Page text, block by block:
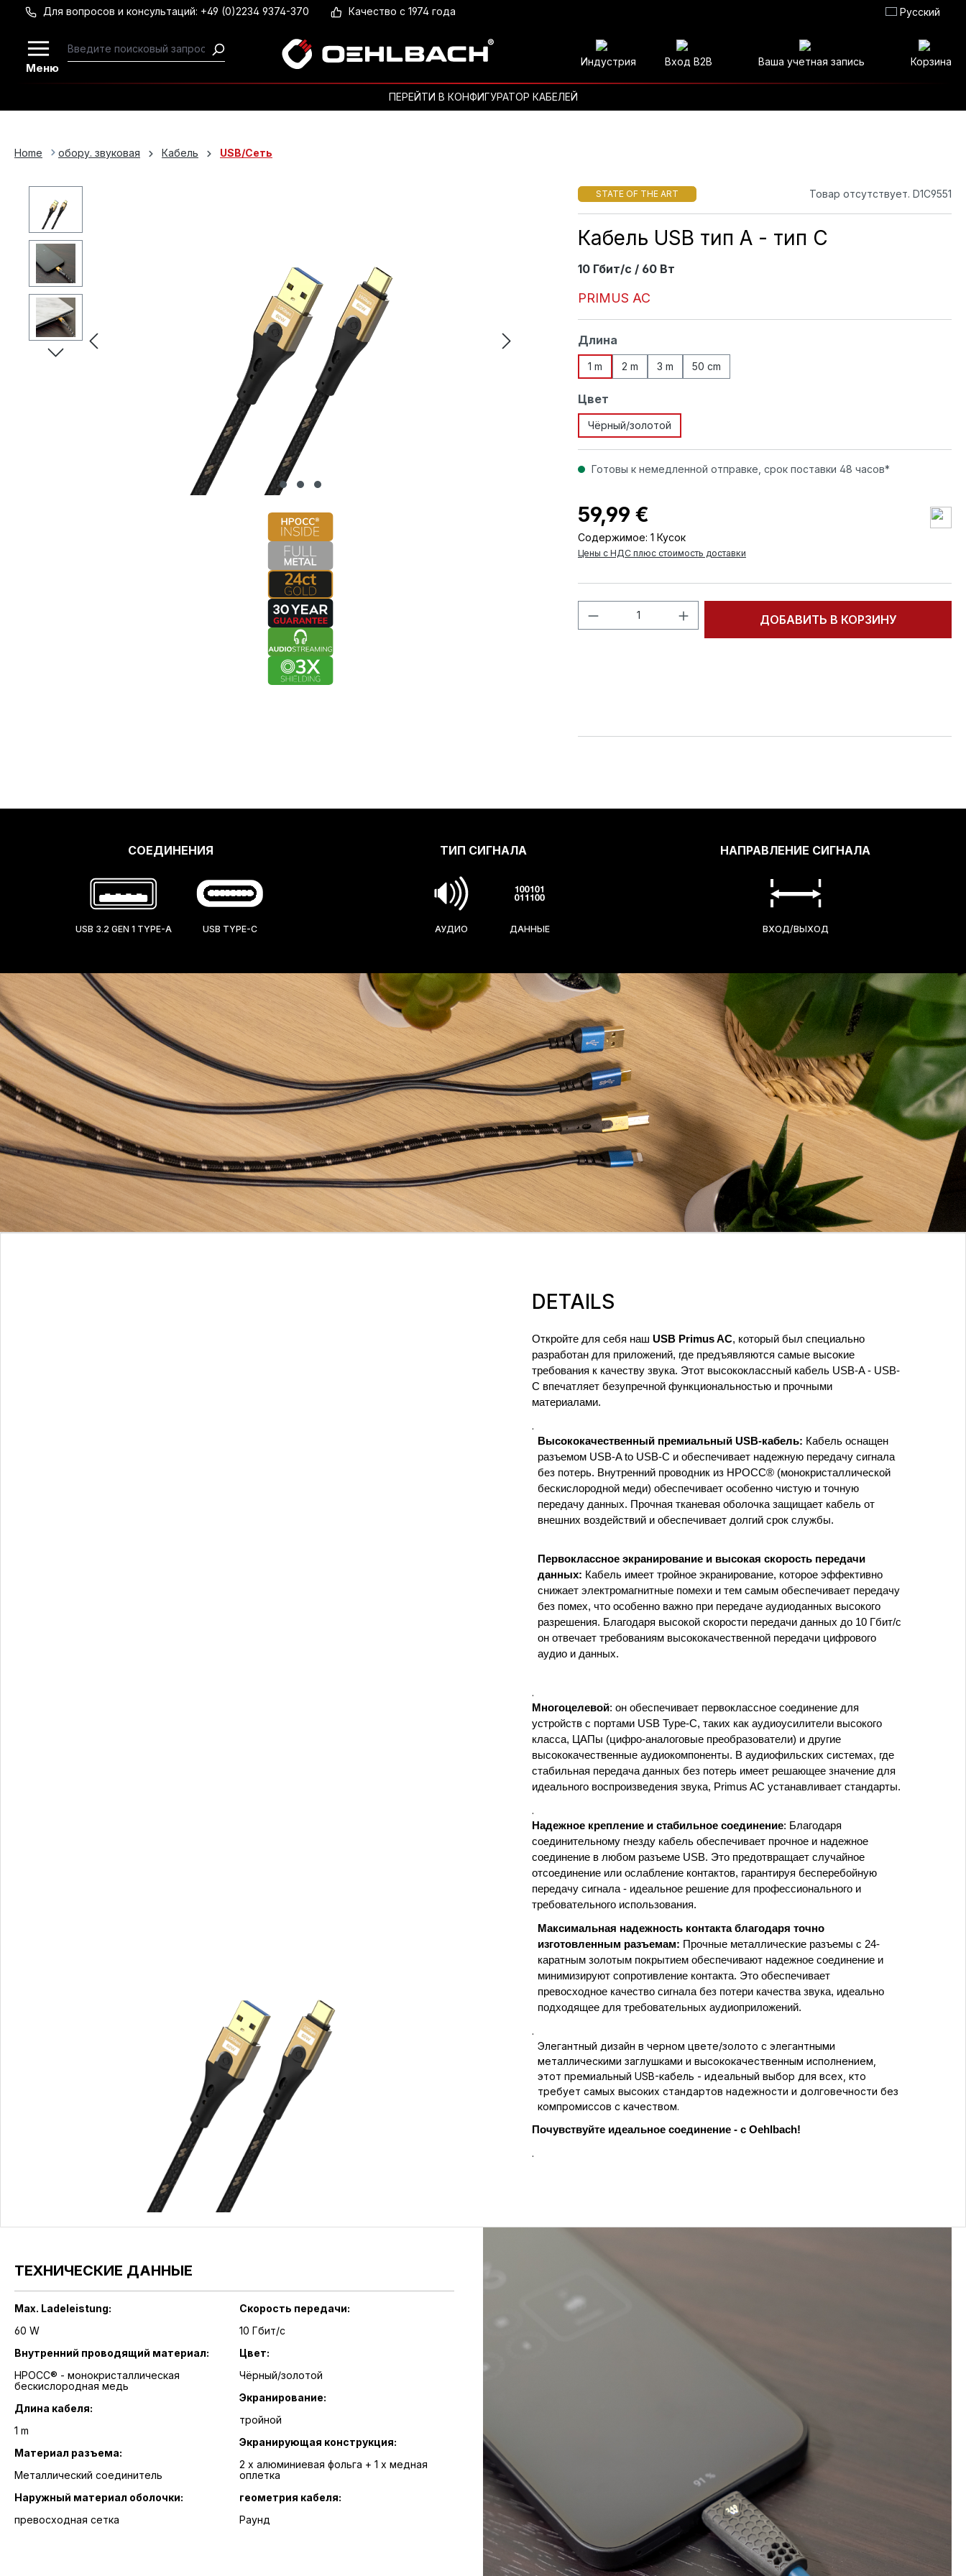
Перейти к основному содержанию
Для вопросов и консультаций: +49 (0)2234 9374-370 Качество с 1974 года Русский
Меню Индустрия Вход B2B Ваша учетная запись Корзина
ПЕРЕЙТИ В КОНФИГУРАТОР КАБЕЛЕЙ
Home обору. звуковая Кабель USB/Сеть
STATE OF THE ART Товар отсутствует. D1C9551
Кабель USB тип A - тип C
10 Гбит/с / 60 Вт
PRIMUS AC
Выберите
Длина
1 m 2 m 3 m 50 cm
Выберите
Цвет
Чёрный/золотой
Готовы к немедленной отправке, срок поставки 48 часов*
59,99 €
Содержимое: 1 Кусок
Цены с НДС плюс стоимость доставки
Количество продукта: введите желаемое
ДОБАВИТЬ В КОРЗИНУ
СОЕДИНЕНИЯ
USB 3.2 GEN 1 TYPE-A USB TYPE-C
ТИП СИГНАЛА
АУДИО ДАННЫЕ
НАПРАВЛЕНИЕ СИГНАЛА
ВХОД/ВЫХОД
DETAILS
Откройте для себя наш USB Primus AC, который был специально
разработан для приложений, где предъявляются самые высокие
требования к качеству звука. Этот высококлассный кабель USB-A - USB-
C впечатляет безупречной функциональностью и прочными
материалами.
.
Высококачественный премиальный USB-кабель: Кабель оснащен
разъемом USB-A to USB-C и обеспечивает надежную передачу сигнала
без потерь. Внутренний проводник из HPOCC® (монокристаллической
бескислородной меди) обеспечивает особенно чистую и точную
передачу данных. Прочная тканевая оболочка защищает кабель от
внешних воздействий и обеспечивает долгий срок службы.
Первоклассное экранирование и высокая скорость передачи
данных: Кабель имеет тройное экранирование, которое эффективно
снижает электромагнитные помехи и тем самым обеспечивает передачу
без помех, что особенно важно при передаче аудиоданных высокого
разрешения. Благодаря высокой скорости передачи данных до 10 Гбит/с
он отвечает требованиям высококачественной передачи цифрового
аудио и данных.
.
Многоцелевой: он обеспечивает первоклассное соединение для
устройств с портами USB Type-C, таких как аудиоусилители высокого
класса, ЦАПы (цифро-аналоговые преобразователи) и другие
высококачественные аудиокомпоненты. В аудиофильских системах, где
стабильная передача данных без потерь имеет решающее значение для
идеального воспроизведения звука, Primus AC устанавливает стандарты.
.
Надежное крепление и стабильное соединение: Благодаря
соединительному гнезду кабель обеспечивает прочное и надежное
соединение в любом разъеме USB. Это предотвращает случайное
отсоединение или ослабление контактов, гарантируя бесперебойную
передачу сигнала - идеальное решение для профессионального и
требовательного использования.
Максимальная надежность контакта благодаря точно
изготовленным разъемам: Прочные металлические разъемы с 24-
каратным золотым покрытием обеспечивают надежное соединение и
минимизируют сопротивление контакта. Это обеспечивает
превосходное качество сигнала без потери качества звука, идеально
подходящее для требовательных аудиоприложений.
.
Элегантный дизайн в черном цвете/золото с элегантными
металлическими заглушками и высококачественным исполнением,
этот премиальный USB-кабель - идеальный выбор для всех, кто
требует самых высоких стандартов надежности и долговечности без
компромиссов с качеством.
Почувствуйте идеальное соединение - с Oehlbach!
.
ТЕХНИЧЕСКИЕ ДАННЫЕ
Max. Ladeleistung:
60 W
Внутренний проводящий материал:
HPOCC® - монокристаллическая
бескислородная медь
Длина кабеля:
1 m
Материал разъема:
Металлический соединитель
Наружный материал оболочки:
превосходная сетка
Скорость передачи:
10 Гбит/с
Цвет:
Чёрный/золотой
Экранирование:
тройной
Экранирующая конструкция:
2 x алюминиевая фольга + 1 x медная
оплетка
геометрия кабеля:
Раунд